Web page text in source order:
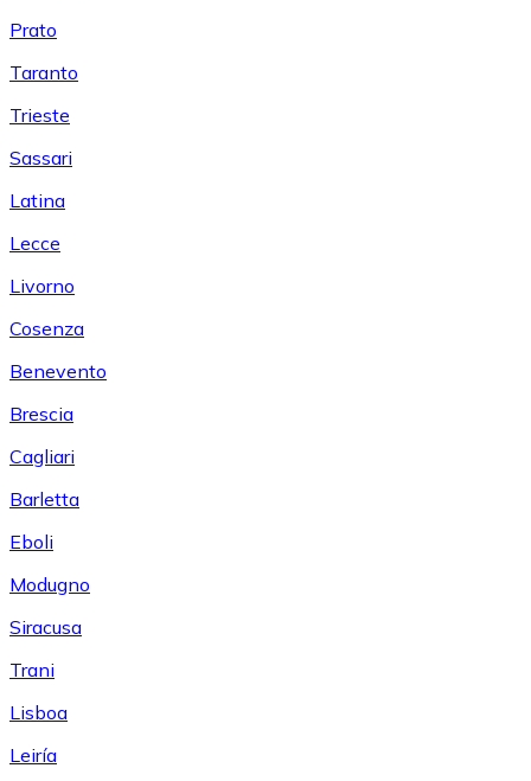
Prato
Taranto
Trieste
Sassari
Latina
Lecce
Livorno
Cosenza
Benevento
Brescia
Cagliari
Barletta
Eboli
Modugno
Siracusa
Trani
Lisboa
Leiría